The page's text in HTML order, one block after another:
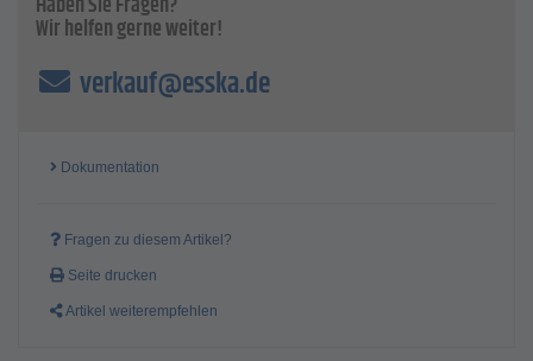
Wir helfen gerne weiter!
verkauf@esska.de
Dokumentation
Fragen zu diesem Artikel?
Seite drucken
Artikel weiterempfehlen